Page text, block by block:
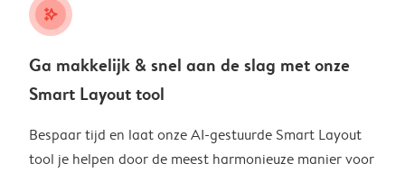
stars_plus
Ga makkelijk & snel aan de slag met onze
Smart Layout tool
Bespaar tijd en laat onze AI-gestuurde Smart Layout
tool je helpen door de meest harmonieuze manier voor